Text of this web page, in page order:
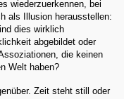
wiederzuerkennen, bei
als Illusion herausstellen:
dies wirklich
abgebildet oder
die keinen
Welt haben?
Zeit steht still oder